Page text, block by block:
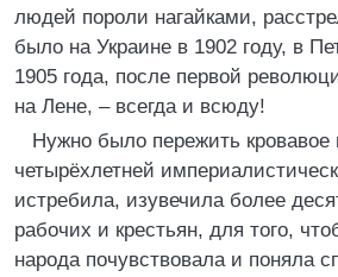
людей пороли нагайками,
было на Украине в 1902 году, в
1905 года, после первой
на Лене, – всегда и всюду!
Нужно было пережить кровавое
четырёхлетней
истребила, изувечила более
рабочих и крестьян, для того,
народа почувствовала и поняла